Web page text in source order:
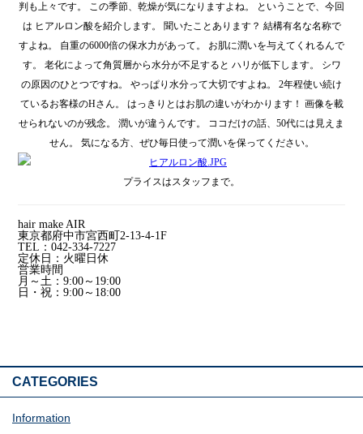
判も上々です。 この季節、乾燥が気になりますよね。 ということで、今回
は ヒアルロン酸を紹介します。 聞いたことあります？ 結構有名な名称で
すよね。 自重の6000倍の保水力があって。 お肌に潤いを与えてくれるんで
す。 老化によって角質層から水分が不足すると ハリが低下します。 シワ
の原因のひとつですね。 やっぱり水分って大切ですよね。 2年程使い続け
ているお客様のHさん。 はっきりとはお肌の違いがわかります！ 画像を載
せられないのが残念。 潤いが違うんです。 ココだけの話、50代には見えま
せん。 気になる方、ぜひ毎日使って潤いを保ってください。
プライスはスタッフまで。
hair make AIR
東京都府中市宮西町2-13-4-1F
TEL：042-334-7227
定休日：火曜日休
営業時間
月～土：9:00～19:00
日・祝：9:00～18:00
CATEGORIES
Information